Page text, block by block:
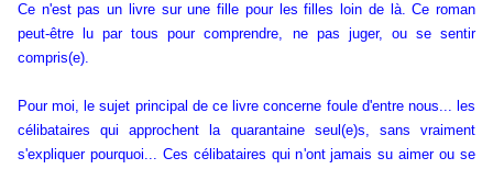
Ce n'est pas un livre sur une fille pour les filles loin de là. Ce roman
peut-être lu par tous pour comprendre, ne pas juger, ou se sentir
compris(e).
Pour moi, le sujet principal de ce livre concerne foule d'entre nous... les
célibataires qui approchent la quarantaine seul(e)s, sans vraiment
s'expliquer pourquoi... Ces célibataires qui n'ont jamais su aimer ou se